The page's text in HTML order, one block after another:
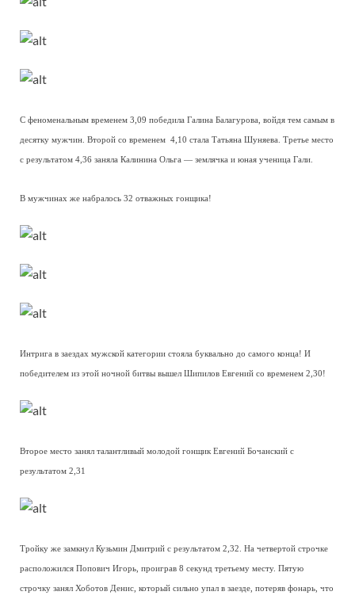
С феноменальным временем 3,09 победила Галина Балагурова, войдя тем самым в
десятку мужчин. Второй со временем 4,10 стала Татьяна Шуняева. Третье место
с результатом 4,36 заняла Калинина Ольга — землячка и юная ученица Гали.
В мужчинах же набралось 32 отважных гонщика!
Интрига в заездах мужской категории стояла буквально до самого конца! И
победителем из этой ночной битвы вышел Шипилов Евгений со временем 2,30!
Второе место занял талантливый молодой гонщик Евгений Бочанский с
результатом 2,31
Тройку же замкнул Кузьмин Дмитрий с результатом 2,32. На четвертой строчке
расположился Попович Игорь, проиграв 8 секунд третьему месту. Пятую
строчку занял Хоботов Денис, который сильно упал в заезде, потеряв фонарь, что